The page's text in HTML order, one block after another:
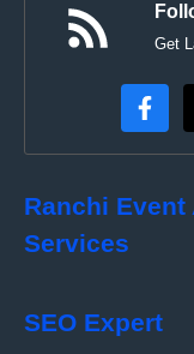
Get
Ranchi Event
Services
SEO Expert